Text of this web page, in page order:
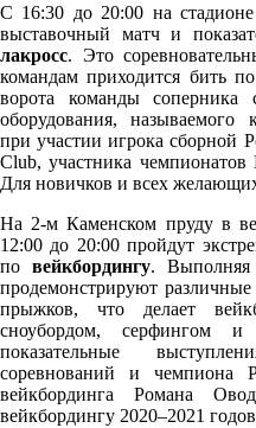
С 16:30 до 20:00 на
выставочный матч и
лакросс. Это
командам приходится бить
ворота команды
оборудования, называемого
при участии игрока сборной
Club, участника
Для новичков и всех
На 2-м Каменском пруду в
12:00 до 20:00 пройдут
по вейкбордингу. Выполняя
продемонстрируют
прыжков, что делает
сноубордом, серфингом и
показательные
соревнований и чемпиона
вейкбординга Романа
вейкбордингу 2020–2021